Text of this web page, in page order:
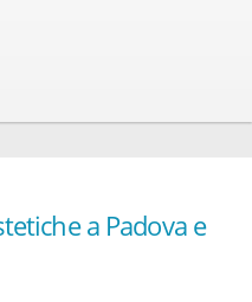
a Padova e